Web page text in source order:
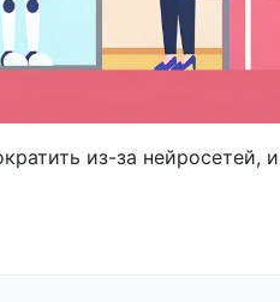
из-за нейросетей,